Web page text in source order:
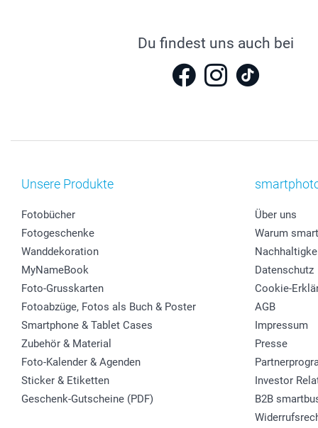
Du findest uns auch bei
Unsere Produkte
Fotobücher
Fotogeschenke
Wanddekoration
MyNameBook
Foto-Grusskarten
Fotoabzüge, Fotos als Buch & Poster
Smartphone & Tablet Cases
Zubehör & Material
Foto-Kalender & Agenden
Sticker & Etiketten
Geschenk-Gutscheine (PDF)
Über uns
Warum
Datenschutz
Cookie-
AGB
Impressum
Presse
Investor
B2B